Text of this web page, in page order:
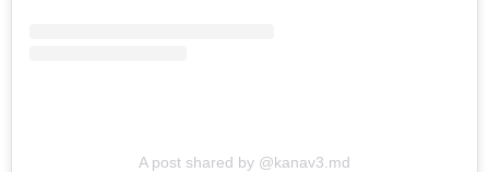
A post shared by @kanav3.md